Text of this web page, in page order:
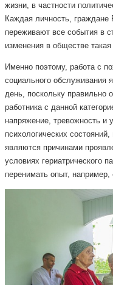
жизни, в частности
Каждая личность, граждане
переживают все события в
изменения в обществе
Именно поэтому, работа с
социального обслуживания
день, поскольку правильно
работника с данной
напряжение, тревожность и
психологических
являются причинами
условиях гериатрического
перенимать опыт,